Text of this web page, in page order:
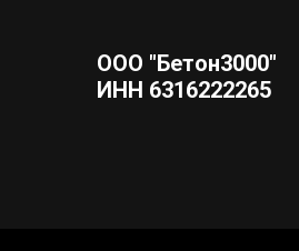
ООО "Бетон3000"
ИНН 6316222265